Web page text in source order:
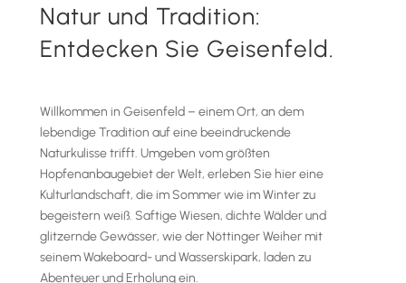
Natur und Tradition:
Entdecken Sie Geisenfeld.
Willkommen in Geisenfeld – einem Ort, an dem
lebendige Tradition auf eine beeindruckende
Naturkulisse trifft. Umgeben vom größten
Hopfenanbaugebiet der Welt, erleben Sie hier eine
Kulturlandschaft, die im Sommer wie im Winter zu
begeistern weiß. Saftige Wiesen, dichte Wälder und
glitzernde Gewässer, wie der Nöttinger Weiher mit
seinem Wakeboard- und Wasserskipark, laden zu
Abenteuer und Erholung ein.